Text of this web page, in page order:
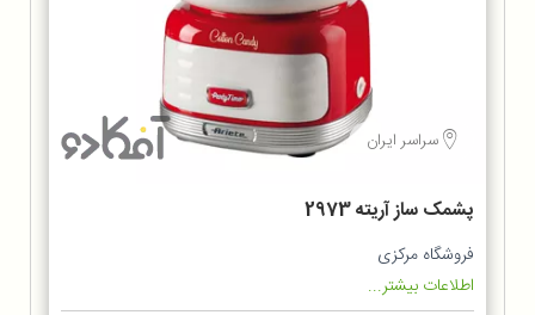
سراسر ایران
پشمک ساز آریته 2973
فروشگاه مرکزی
اطلاعات بیشتر...